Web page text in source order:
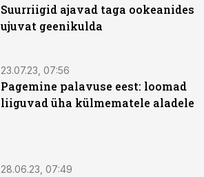
Suurriigid ajavad taga ookeanides
ujuvat geenikulda
23.07.23, 07:56
Pagemine palavuse eest: loomad
liiguvad üha külmematele aladele
28.06.23, 07:49